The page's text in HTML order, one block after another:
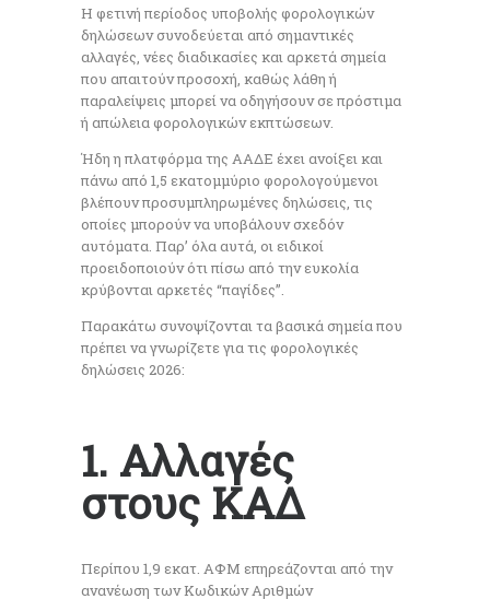
Η φετινή περίοδος υποβολής φορολογικών
δηλώσεων συνοδεύεται από σημαντικές
αλλαγές, νέες διαδικασίες και αρκετά σημεία
που απαιτούν προσοχή, καθώς λάθη ή
παραλείψεις μπορεί να οδηγήσουν σε πρόστιμα
ή απώλεια φορολογικών εκπτώσεων.
Ήδη η πλατφόρμα της ΑΑΔΕ έχει ανοίξει και
πάνω από 1,5 εκατομμύριο φορολογούμενοι
βλέπουν προσυμπληρωμένες δηλώσεις, τις
οποίες μπορούν να υποβάλουν σχεδόν
αυτόματα. Παρ’ όλα αυτά, οι ειδικοί
προειδοποιούν ότι πίσω από την ευκολία
κρύβονται αρκετές “παγίδες”.
Παρακάτω συνοψίζονται τα βασικά σημεία που
πρέπει να γνωρίζετε για τις φορολογικές
δηλώσεις 2026:
1. Αλλαγές
στους ΚΑΔ
Περίπου 1,9 εκατ. ΑΦΜ επηρεάζονται από την
ανανέωση των Κωδικών Αριθμών